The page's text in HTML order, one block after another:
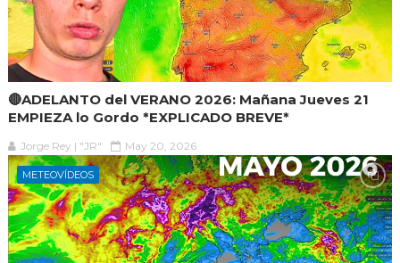
🔴ADELANTO del VERANO 2026: Mañana Jueves 21
EMPIEZA lo Gordo *EXPLICADO BREVE*
Jorge Rey | "JR" May 20, 2026
METEOVÍDEOS